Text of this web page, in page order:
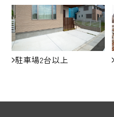
駐車場2台以上